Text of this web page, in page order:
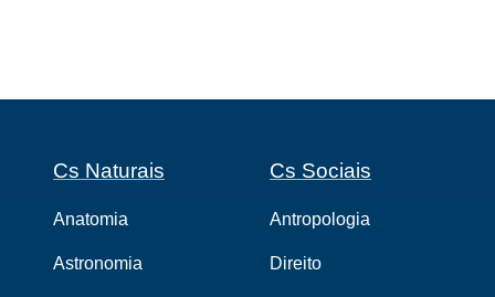
Cs Naturais
Anatomia
Astronomia
Cs Sociais
Antropologia
Direito